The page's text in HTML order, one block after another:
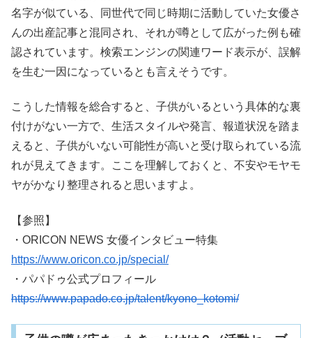
名字が似ている、同世代で同じ時期に活動していた女優さ
んの出産記事と混同され、それが噂として広がった例も確
認されています。検索エンジンの関連ワード表示が、誤解
を生む一因になっているとも言えそうです。
こうした情報を総合すると、子供がいるという具体的な裏
付けがない一方で、生活スタイルや発言、報道状況を踏ま
えると、子供がいない可能性が高いと受け取られている流
れが見えてきます。ここを理解しておくと、不安やモヤモ
ヤがかなり整理されると思いますよ。
【参照】
・ORICON NEWS 女優インタビュー特集
https://www.oricon.co.jp/special/
・パパドゥ公式プロフィール
https://www.papado.co.jp/talent/kyono_kotomi/